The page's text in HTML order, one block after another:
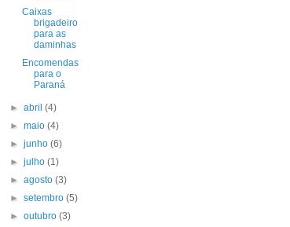
Caixas
brigadeiro
para as
daminhas
Encomendas
para o
Paraná
►abril(4)
►maio(4)
►junho(6)
►julho(1)
►agosto(3)
►setembro(5)
►outubro(3)